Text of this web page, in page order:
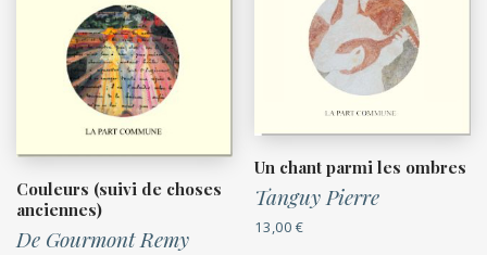
Couleurs (suivi de choses
anciennes)
De Gourmont Remy
Un chant parmi les ombres
Tanguy Pierre
13,00 €